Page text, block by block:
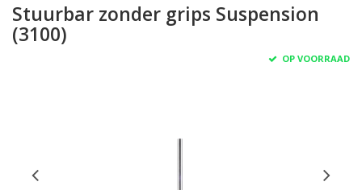
Stuurbar zonder grips Suspension
(3100)
OP VOORRAAD